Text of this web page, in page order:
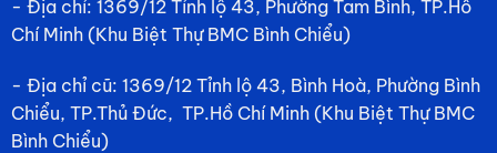
- Địa chỉ: 1369/12 Tỉnh lộ 43, Phường Tam Bình, TP.Hồ
Chí Minh (Khu Biệt Thự BMC Bình Chiểu)
- Địa chỉ cũ: 1369/12 Tỉnh lộ 43, Bình Hoà, Phường Bình
Chiểu, TP.Thủ Đức, TP.Hồ Chí Minh (Khu Biệt Thự BMC
Bình Chiểu)